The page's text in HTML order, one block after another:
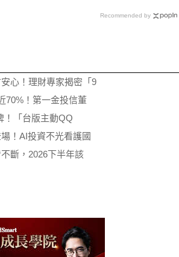
Recommended by
心！理財專家揭密「9
70%！第一金投信董
！「台版主動QQ
！AI投資不光看護國
斷，2026下半年該